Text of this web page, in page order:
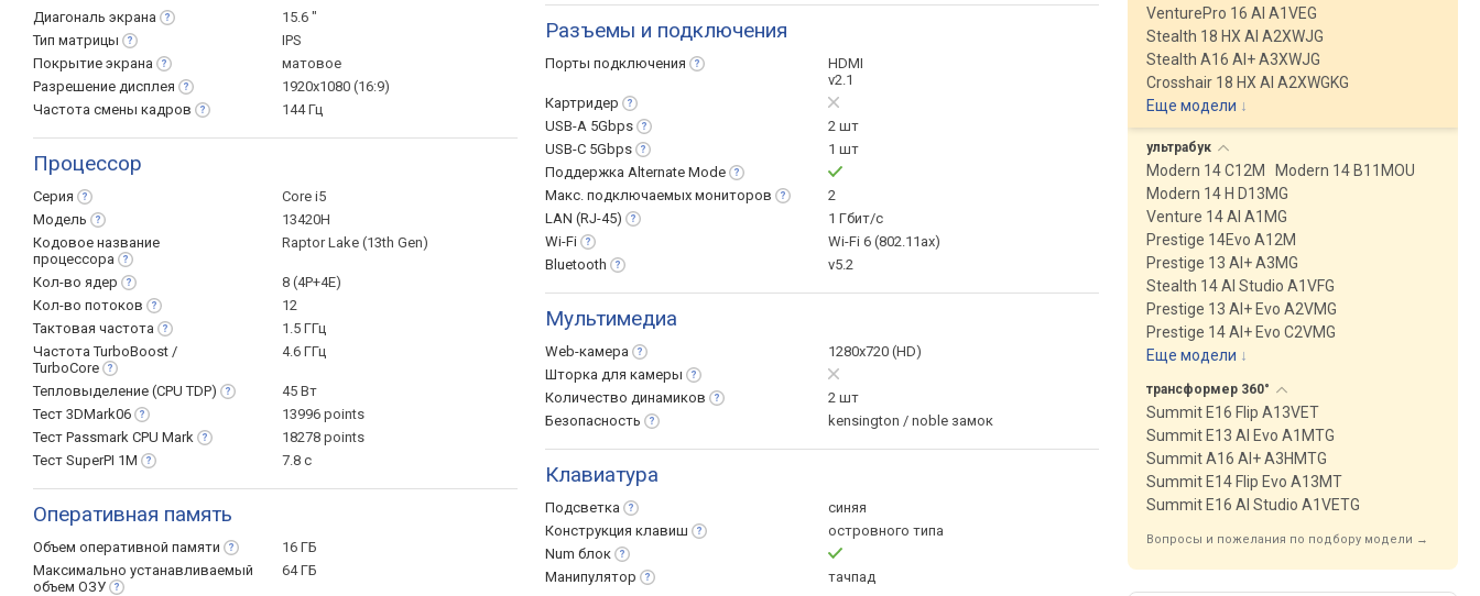
Диагональ экрана
15.6 "
Тип матрицы
IPS
Покрытие экрана
матовое
Разрешение дисплея
1920x1080 (16:9)
Частота смены кадров 144 Гц
Процессор
Серия
Core i5
Модель
13420H
Кодовое название
процессора
Raptor Lake (13th Gen)
Кол-во ядер
8 (4P+4E)
Кол-во потоков
12
Тактовая частота
1.5 ГГц
Частота TurboBoost /
TurboCore
4.6 ГГц
Тепловыделение (CPUTDP)
45 Вт
Тест 3DMark06
13996 points
Тест Passmark CPU Mark
18278 points
Тест SuperPI 1M 7.8 с
Оперативная память
Объем оперативной памяти
16 ГБ
Максимально устанавливаемый
объем ОЗУ
64 ГБ
Разъемы и подключения
Порты подключения
HDMI
v2.1
Картридер
USB-A 5Gbps
2 шт
USB-C 5Gbps
1 шт
Поддержка Alternate Mode
Макс. подключаемых мониторов
2
LAN (RJ-45)
1 Гбит/с
Wi-Fi
Wi-Fi 6 (802.11ax)
Bluetooth
v5.2
Мультимедиа
Web-камера
1280x720 (HD)
Шторка для камеры
Количество динамиков
2 шт
Безопасность
kensington / noble замок
Клавиатура
Подсветка
синяя
Конструкция клавиш
островного типа
Num блок
Манипулятор
тачпад
VenturePro 16 AI A1VEG
Stealth 18 HX AI A2XWJG
Stealth A16 AI+ A3XWJG
Crosshair 18 HX AI A2XWGKG
Еще модели ↓
ультрабук
Modern 14 C12M
Modern 14 B11MOU
Modern 14 H D13MG
Venture 14 AI A1MG
Prestige 14Evo A12M
Prestige 13 AI+ A3MG
Stealth 14 AI Studio A1VFG
Prestige 13 AI+ Evo A2VMG
Prestige 14 AI+ Evo C2VMG
Еще модели ↓
трансформер 360°
Summit E16 Flip A13VET
Summit E13 AI Evo A1MTG
Summit A16 AI+ A3HMTG
Summit E14 Flip Evo A13MT
Summit E16 AI Studio A1VETG
Вопросы и пожелания по подбору модели →